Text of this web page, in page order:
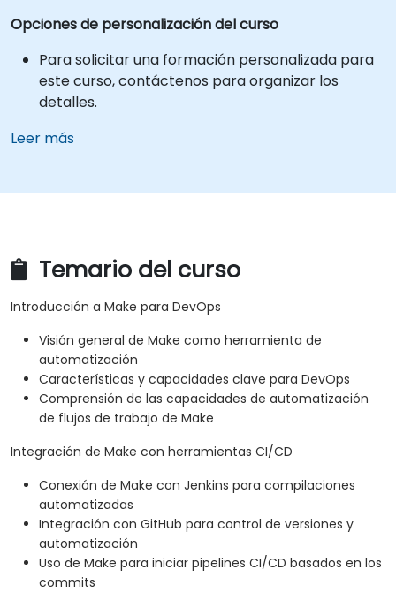
Opciones de personalización del curso
Para solicitar una formación personalizada para
este curso, contáctenos para organizar los
detalles.
Leer más
Temario del curso
Introducción a Make para DevOps
Visión general de Make como herramienta de
automatización
Características y capacidades clave para DevOps
Comprensión de las capacidades de automatización
de flujos de trabajo de Make
Integración de Make con herramientas CI/CD
Conexión de Make con Jenkins para compilaciones
automatizadas
Integración con GitHub para control de versiones y
automatización
Uso de Make para iniciar pipelines CI/CD basados en los
commits